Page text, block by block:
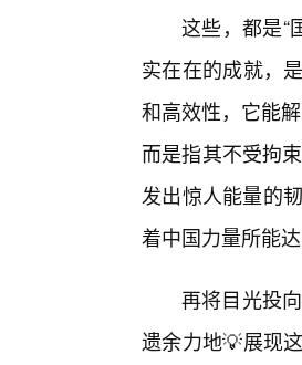
这些，都是“
实在在的成就，
和高效性，它能
而是指其不受拘
发出惊人能量的
着中国力量所能
再将目光投
遗余力地💡展现